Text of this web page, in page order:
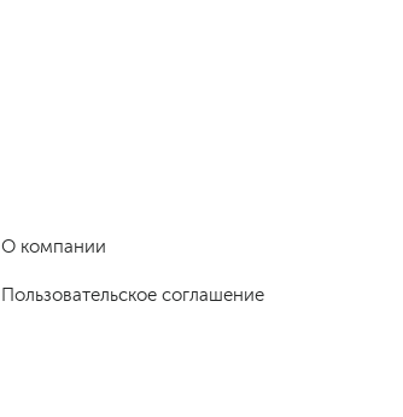
О компании
Пользовательское соглашение